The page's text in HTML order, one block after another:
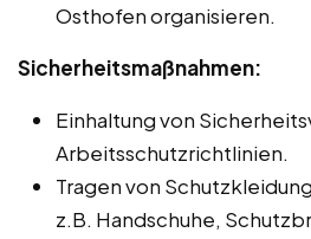
Osthofen organisieren.
Sicherheitsmaßnahmen:
Einhaltung von
Arbeitsschutzrichtlinien.
Tragen von
z.B. Handschuhe,